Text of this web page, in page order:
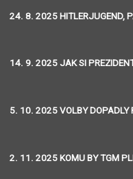
24. 8. 2025 HITLERJUGEND,
14. 9. 2025 JAK SI
5. 10. 2025 VOLBY DOPADLY
2. 11. 2025 KOMU BY TGM